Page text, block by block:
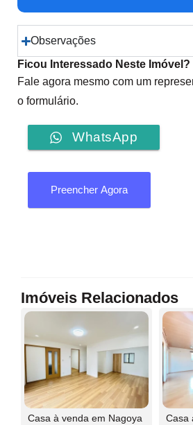
Observações
Ficou Interessado Neste Imóvel?
Fale agora mesmo com um
o formulário.
WhatsApp
Preencher Agora
Imóveis Relacionados
Casa à venda em Nagoya
Casa